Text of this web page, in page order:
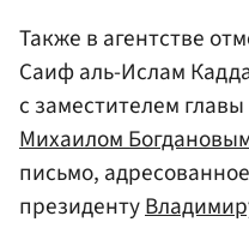
Также в агентстве
Саиф аль-Ислам
с заместителем главы
Михаилом
письмо, адресованное
президенту